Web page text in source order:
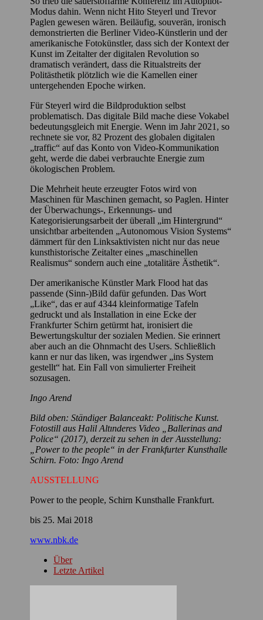
Modus dahin. Wenn nicht Hito Steyerl und Trevor
Paglen gewesen wären. Beiläufig, souverän, ironisch
demonstrierten die Berliner Video-Künstlerin und der
amerikanische Fotokünstler, dass sich der Kontext der
Kunst im Zeitalter der digitalen Revolution so
dramatisch verändert, dass die Ritualstreits der
Politästhetik plötzlich wie die Kamellen einer
untergehenden Epoche wirken.
Für Steyerl wird die Bildproduktion selbst
problematisch. Das digitale Bild mache diese Vokabel
bedeutungsgleich mit Energie. Wenn im Jahr 2021, so
rechnete sie vor, 82 Prozent des globalen digitalen
„traffic“ auf das Konto von Video-Kommunikation
geht, werde die dabei verbrauchte Energie zum
ökologischen Problem.
Die Mehrheit heute erzeugter Fotos wird von
Maschinen für Maschinen gemacht, so Paglen. Hinter
der Überwachungs-, Erkennungs- und
Kategorisierungsarbeit der überall „im Hintergrund“
unsichtbar arbeitenden „Autonomous Vision Systems“
dämmert für den Linksaktivisten nicht nur das neue
kunsthistorische Zeitalter eines „maschinellen
Realismus“ sondern auch eine „totalitäre Ästhetik“.
Der amerikanische Künstler Mark Flood hat das
passende (Sinn-)Bild dafür gefunden. Das Wort
„Like“, das er auf 4344 kleinformatige Tafeln
gedruckt und als Installation in eine Ecke der
Frankfurter Schirn getürmt hat, ironisiert die
Bewertungskultur der sozialen Medien. Sie erinnert
aber auch an die Ohnmacht des Users. Schließlich
kann er nur das liken, was irgendwer „ins System
gestellt“ hat. Ein Fall von simulierter Freiheit
sozusagen.
Ingo Arend
Bild oben: Ständiger Balanceakt: Politische Kunst.
Fotostill aus Halil Altınderes Video „Ballerinas and
Police“ (2017), derzeit zu sehen in der Ausstellung:
„Power to the people“ in der Frankfurter Kunsthalle
Schirn. Foto: Ingo Arend
AUSSTELLUNG
Power to the people, Schirn Kunsthalle Frankfurt.
bis 25. Mai 2018
www.nbk.de
Über
Letzte Artikel